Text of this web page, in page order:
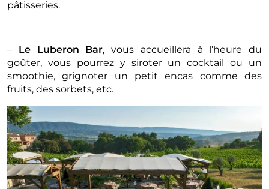
pâtisseries.
– Le Luberon Bar, vous accueillera à l’heure du
goûter, vous pourrez y siroter un cocktail ou un
smoothie, grignoter un petit encas comme des
fruits, des sorbets, etc.